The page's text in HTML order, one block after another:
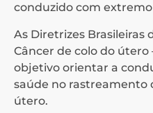
conduzido com
As Diretrizes Brasileiras
Câncer de colo do
objetivo orientar a
saúde no rastreamento
útero.